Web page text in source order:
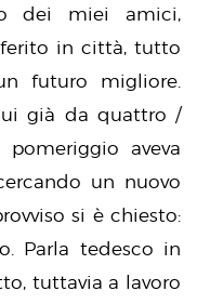
dei miei amici,
in città, tutto
futuro migliore.
già da quattro /
aveva
un nuovo
si è chiesto:
Parla tedesco in
tuttavia a lavoro